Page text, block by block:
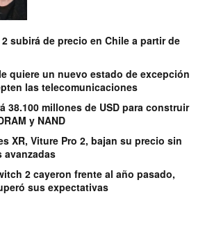
subirá de precio en Chile a partir de
quiere un nuevo estado de excepción
las telecomunicaciones
38.100 millones de USD para construir
y NAND
XR, Viture Pro 2, bajan su precio sin
avanzadas
2 cayeron frente al año pasado,
sus expectativas